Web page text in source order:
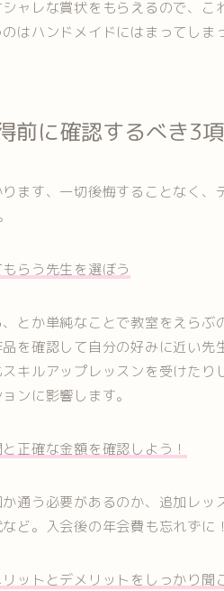
ャレな賞状をもらえるので、
はハンドメイドにはまってしま
前に確認するべき3
ます、一切後悔することなく
らう先生を選ぼう
とか単純なことで教室をえら
を確認して自分の好みに近い
キルアップレッスンを受けた
ンに影響します。
正確な金額を確認しよう！
通う必要があるのか、追加レ
ど。入会後の年会費も忘れずに！
ットとデメリットをしっかり聞